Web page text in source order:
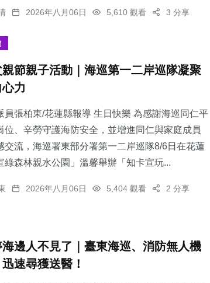
2026年八月06日 5,610 觀看 3 分享
節親子活動｜海巡第一二岸巡隊凝聚
力
員張柏東/花蓮縣報導 生日快樂 為感謝海巡同仁平
位、辛勞守護海防安全，並增進同仁與家庭成員
交流，海巡署東部分署第一二岸巡隊8/6日在花蓮
綠森林親水公園」溫馨舉辦「知卡宣玩...
2026年八月06日 5,404 觀看 2 分享
邊人不見了｜臺東海巡、消防無人機
速尋獲送醫！